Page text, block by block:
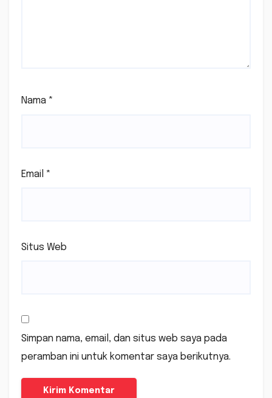
Nama *
Email *
Situs Web
Simpan nama, email, dan situs web saya pada
peramban ini untuk komentar saya berikutnya.